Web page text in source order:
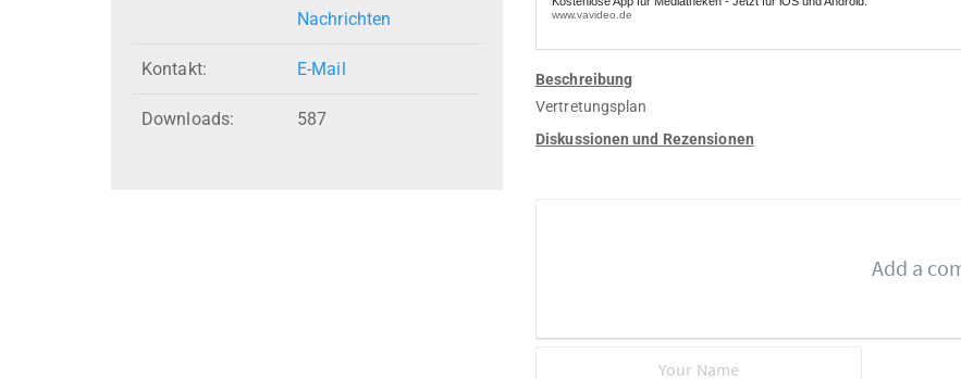
Nachrichten
Kontakt: E-Mail
Downloads: 587
Beschreibung
Vertretungsplan
Diskussionen und Rezensionen